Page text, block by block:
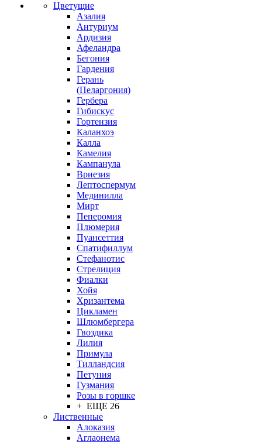
Цветущие
Азалия
Антуриум
Ардизия
Афеландра
Бегония
Гардения
Герань
(Пеларгония)
Гербера
Гибискус
Гортензия
Каланхоэ
Калла
Камелия
Кампанула
Вриезия
Лептоспермум
Мединилла
Мирт
Пеперомия
Плюмерия
Пуансеттия
Спатифиллум
Стефанотис
Стрелиция
Фиалки
Хойя
Хризантема
Цикламен
Шлюмбергера
Гвоздика
Лилия
Примула
Тилландсия
Петуния
Гузмания
Розы в горшке
+ ЕЩЕ 26
Лиственные
Алоказия
Аглаонема